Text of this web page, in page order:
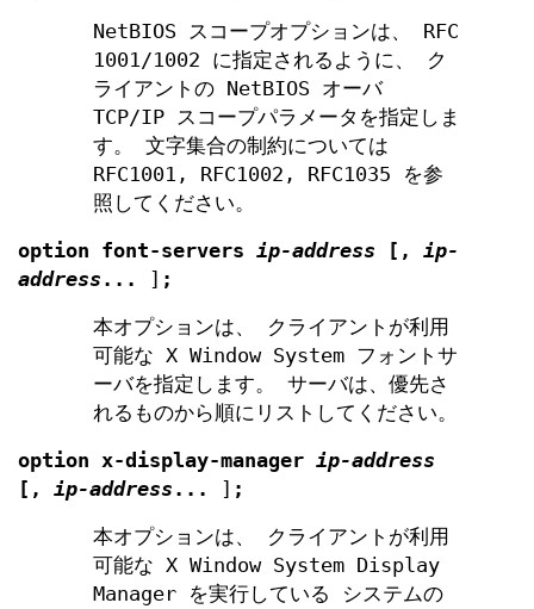
NetBIOS スコープオプションは、 RFC
1001/1002 に指定されるように、 ク
ライアントの NetBIOS オーバ
TCP/IP スコープパラメータを指定しま
す。 文字集合の制約については
RFC1001, RFC1002, RFC1035 を参
照してください。
option font-servers ip-address [ ,
ip-
address ... ] ;
本オプションは、 クライアントが利用
可能な X Window System フォントサ
ーバを指定します。 サーバは、優先さ
れるものから順にリストしてください。
option x-display-manager ip-address
[ , ip-address ... ] ;
本オプションは、 クライアントが利用
可能な X Window System Display
Manager を実行している システムの